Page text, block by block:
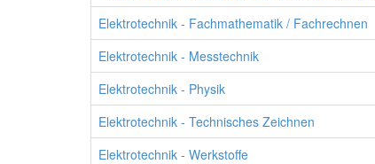
Elektrotechnik - Fachmathematik / Fachrechnen
Elektrotechnik - Messtechnik
Elektrotechnik - Physik
Elektrotechnik - Technisches Zeichnen
Elektrotechnik - Werkstoffe